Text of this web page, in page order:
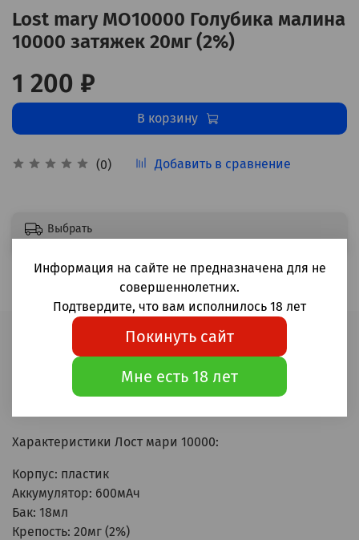
Lost mary MO10000 Голубика малина
10000 затяжек 20мг (2%)
(0) Добавить в сравнение
1 200 ₽
В корзину
Выбрать
Описание
Одноразовые электронные сигареты Lost mary
Характеристики Лост мари 10000:
Корпус: пластик
Аккумулятор: 600мАч
Бак: 18мл
Крепость: 20мг (2%)
Информация на сайте не предназначена для не
совершеннолетних.
Подтвердите, что вам исполнилось 18 лет
Покинуть сайт
Мне есть 18 лет